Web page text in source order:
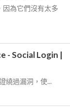
為它們沒有太多
- Social Login |
繞過漏洞，使...